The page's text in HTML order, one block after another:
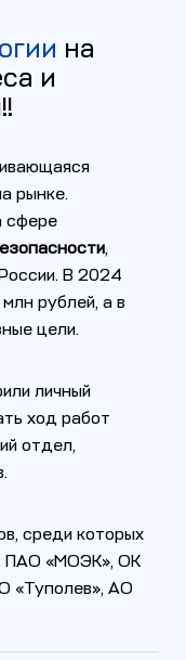
на
и
рынке.
сфере
,
В 2024
рублей, а в
цели.
личный
ход работ
отдел,
среди которых
ПАО «МОЭК», ОК
«Туполев», АО